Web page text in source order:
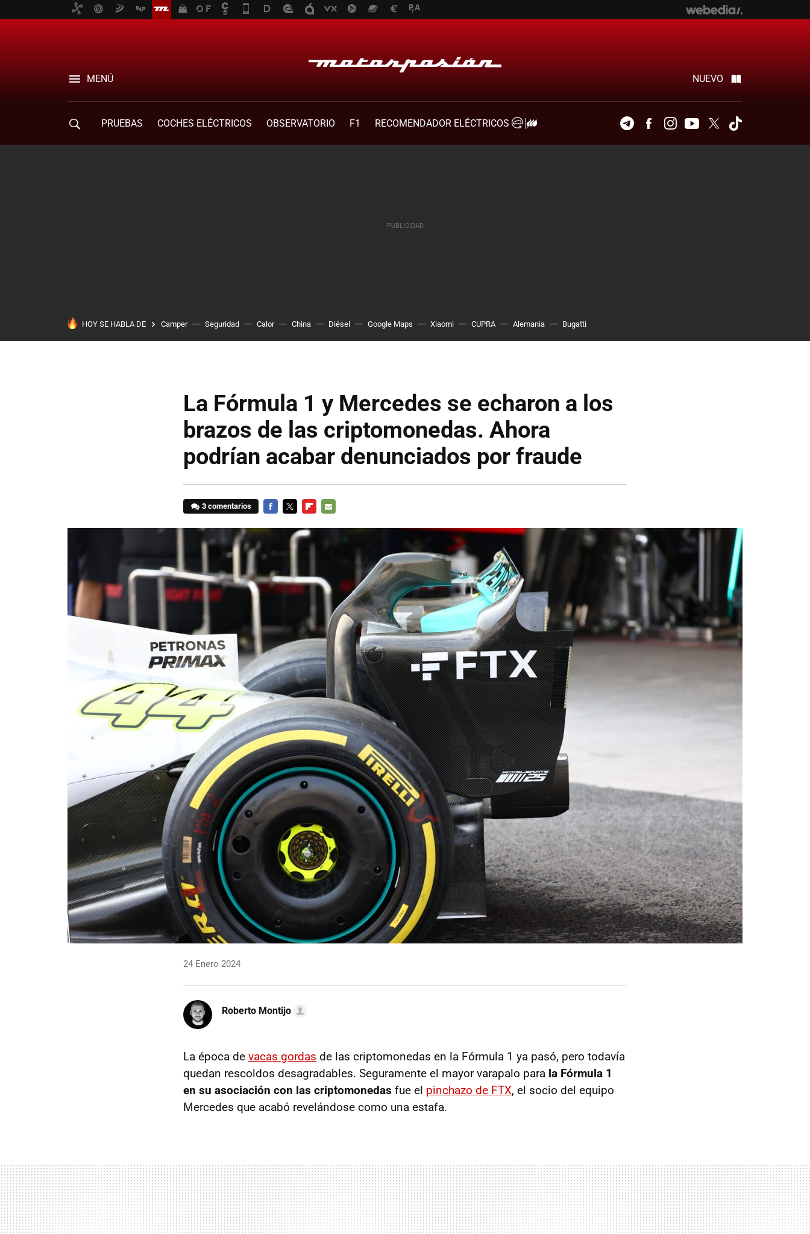
MENÚ NUEVO
PRUEBAS COCHES ELÉCTRICOS OBSERVATORIO F1
RECOMENDADOR ELÉCTRICOS
TelegramFacebookInstagramYoutubeTwitter
HOY SE HABLA DE Camper Seguridad Calor China Diésel Google Maps Xiaomi CUPRA Alemania Bugatti
La Fórmula 1 y Mercedes se echaron a los
brazos de las criptomonedas. Ahora
podrían acabar denunciados por fraude
3 comentarios
24 Enero 2024
Roberto Montijo
La época de vacas gordas de las criptomonedas en la Fórmula 1 ya pasó, pero todavía
quedan rescoldos desagradables. Seguramente el mayor varapalo para la Fórmula 1
en su asociación con las criptomonedas fue el pinchazo de FTX, el socio del equipo
Mercedes que acabó revelándose como una estafa.